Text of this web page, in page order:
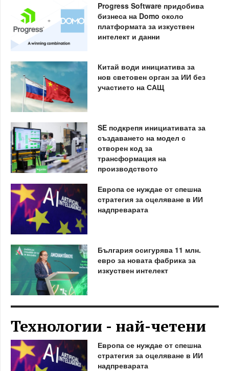
Progress Software придобива
бизнеса на Domo около
платформата за изкуствен
интелект и данни
Китай води инициатива за
нов световен орган за ИИ без
участието на САЩ
SE подкрепя инициативата за
създаването на модел с
отворен код за
трансформация на
производството
Европа се нуждае от спешна
стратегия за оцеляване в ИИ
надпреварата
България осигурява 11 млн.
евро за новата фабрика за
изкуствен интелект
Технологии - най-четени
Европа се нуждае от спешна
стратегия за оцеляване в ИИ
надпреварата